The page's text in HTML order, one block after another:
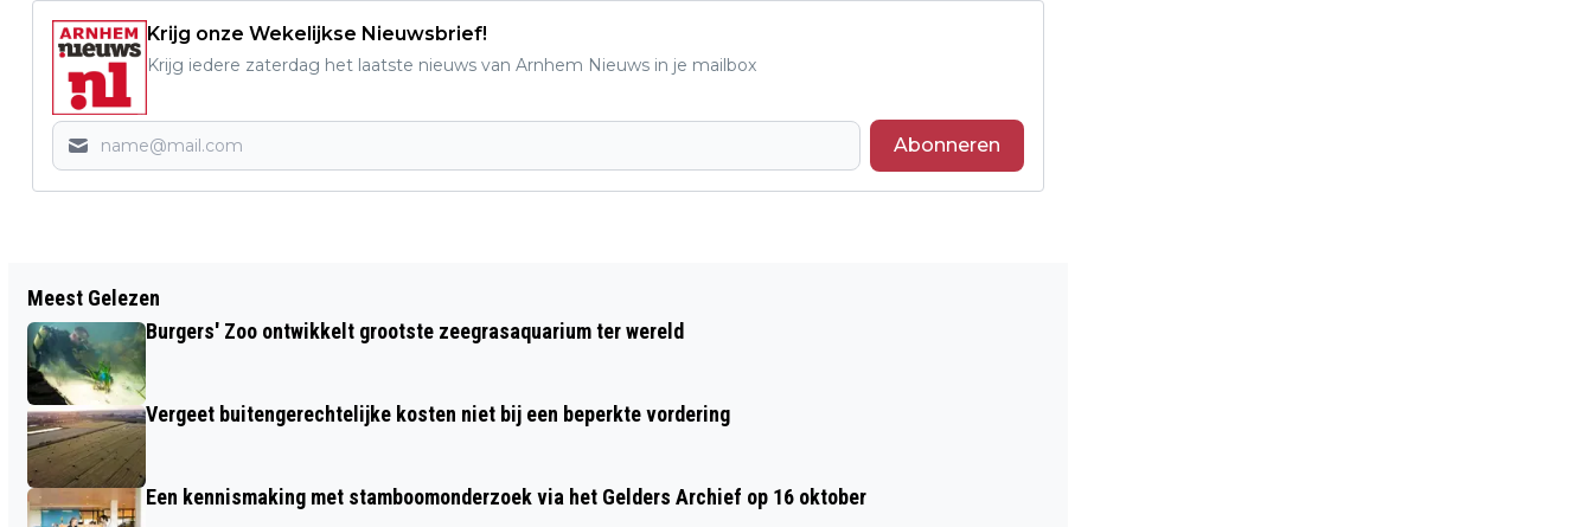
Krijg onze Wekelijkse Nieuwsbrief!
Krijg iedere zaterdag het laatste nieuws van Arnhem Nieuws in je mailbox
Abonneren
OP HET DAK MET FOCUS WINTEREDITIE
ZATERDAG 15 FEBRUARI
Meest Gelezen
Burgers' Zoo ontwikkelt grootste zeegrasaquarium ter wereld
Vergeet buitengerechtelijke kosten niet bij een beperkte vordering
Een kennismaking met stamboomonderzoek via het Gelders Archief op 16 oktober